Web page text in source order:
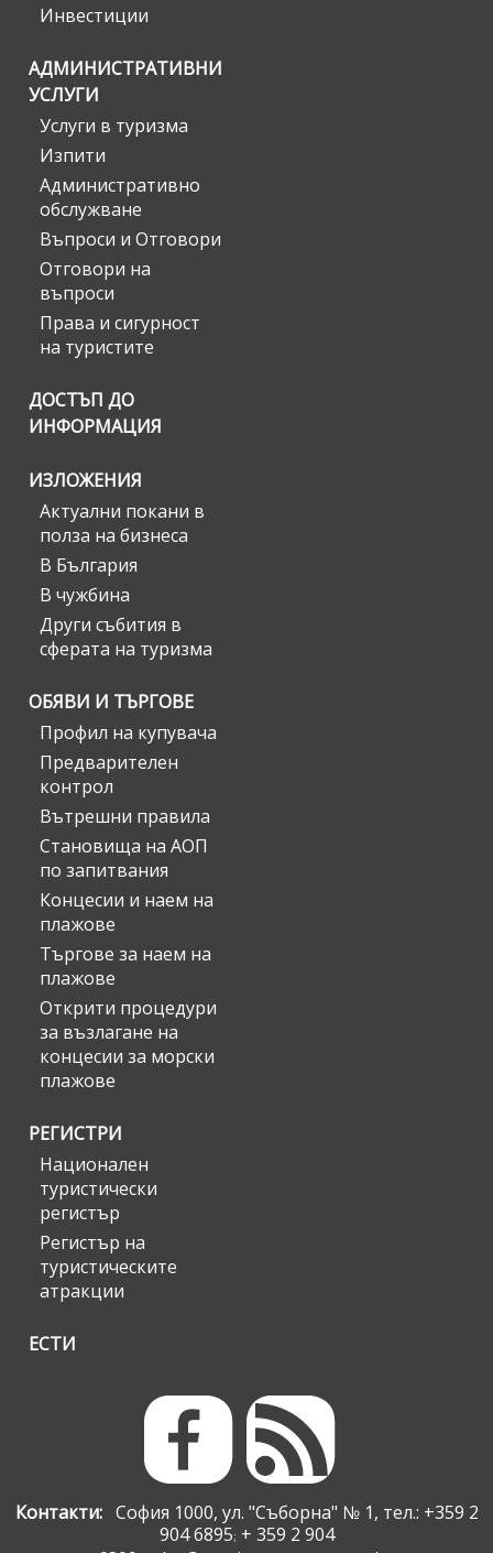
Инвестиции
АДМИНИСТРАТИВНИ
УСЛУГИ
Услуги в туризма
Изпити
Административно
обслужване
Въпроси и Отговори
Отговори на
въпроси
Права и сигурност
на туристите
ДОСТЪП ДО
ИНФОРМАЦИЯ
ИЗЛОЖЕНИЯ
Актуални покани в
полза на бизнеса
В България
В чужбина
Други събития в
сферата на туризма
ОБЯВИ И ТЪРГОВЕ
Профил на купувача
Предварителен
контрол
Вътрешни правила
Становища на АОП
по запитвания
Концесии и наем на
плажове
Търгове за наем на
плажове
Открити процедури
за възлагане на
концесии за морски
плажове
РЕГИСТРИ
Национален
туристически
регистър
Регистър на
туристическите
атракции
ЕСТИ
Контакти:София 1000, ул. "Съборна" № 1, тел.: +359 2
904 6895; + 359 2 904